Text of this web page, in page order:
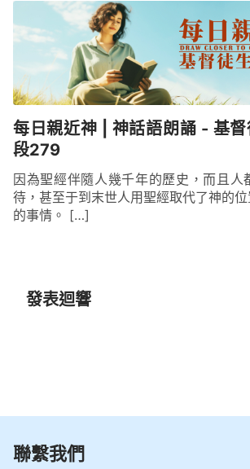
每日親近神 | 神話語朗誦 - 基
段279
因為聖經伴隨人幾千年的歷史，而且人
待，甚至于到末世人用聖經取代了神的
的事情。 […]
發表迴響
聯繫我們